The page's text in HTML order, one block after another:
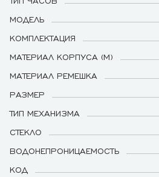
МОДЕЛЬ
КОМПЛЕКТАЦИЯ
МАТЕРИАЛ КОРПУСА (М)
МАТЕРИАЛ РЕМЕШКА
РАЗМЕР
ТИП МЕХАНИЗМА
СТЕКЛО
ВОДОНЕПРОНИЦАЕМОСТЬ
КОД